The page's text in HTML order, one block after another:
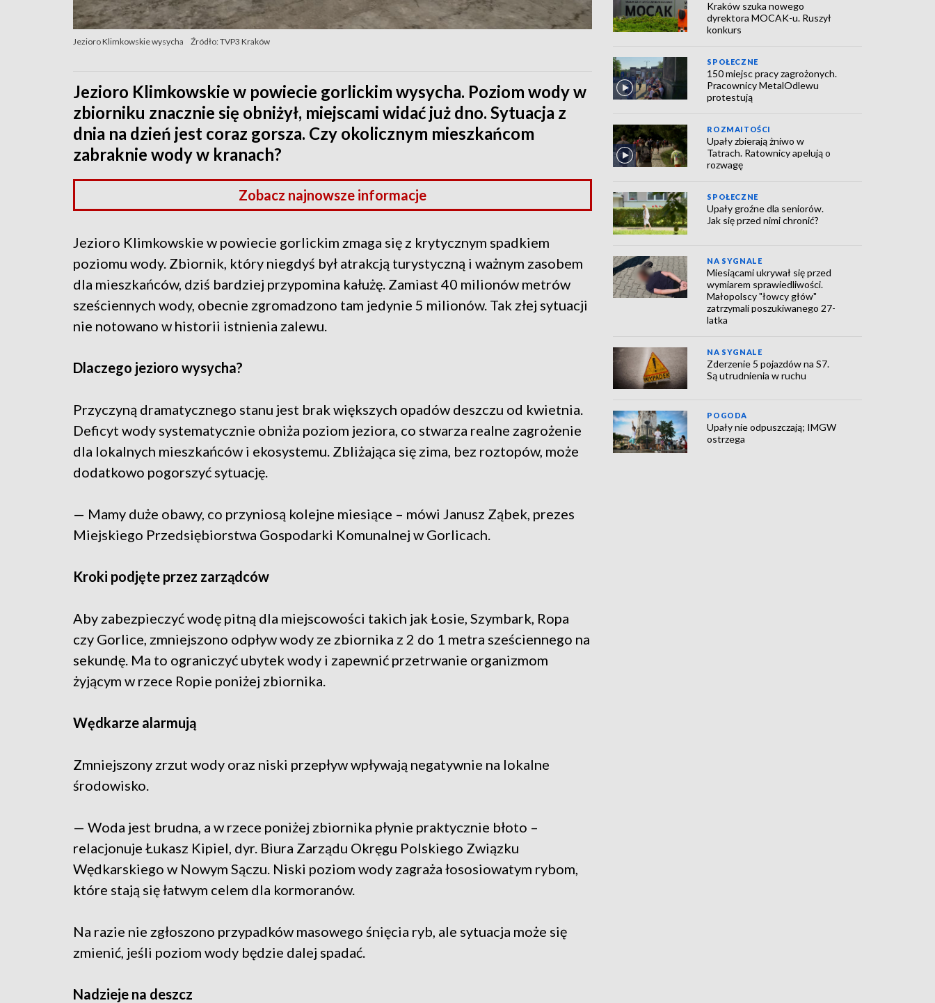
Jezioro Klimkowskie wysycha Źródło: TVP3 Kraków
Jezioro Klimkowskie w powiecie gorlickim wysycha. Poziom wody w
zbiorniku znacznie się obniżył, miejscami widać już dno. Sytuacja z
dnia na dzień jest coraz gorsza. Czy okolicznym mieszkańcom
zabraknie wody w kranach?
Zobacz najnowsze informacje
Jezioro Klimkowskie w powiecie gorlickim zmaga się z krytycznym spadkiem
poziomu wody. Zbiornik, który niegdyś był atrakcją turystyczną i ważnym zasobem
dla mieszkańców, dziś bardziej przypomina kałużę. Zamiast 40 milionów metrów
sześciennych wody, obecnie zgromadzono tam jedynie 5 milionów. Tak złej sytuacji
nie notowano w historii istnienia zalewu.
Dlaczego jezioro wysycha?
Przyczyną dramatycznego stanu jest brak większych opadów deszczu od kwietnia.
Deficyt wody systematycznie obniża poziom jeziora, co stwarza realne zagrożenie
dla lokalnych mieszkańców i ekosystemu. Zbliżająca się zima, bez roztopów, może
dodatkowo pogorszyć sytuację.
— Mamy duże obawy, co przyniosą kolejne miesiące – mówi Janusz Ząbek, prezes
Miejskiego Przedsiębiorstwa Gospodarki Komunalnej w Gorlicach.
Kroki podjęte przez zarządców
Aby zabezpieczyć wodę pitną dla miejscowości takich jak Łosie, Szymbark, Ropa
czy Gorlice, zmniejszono odpływ wody ze zbiornika z 2 do 1 metra sześciennego na
sekundę. Ma to ograniczyć ubytek wody i zapewnić przetrwanie organizmom
żyjącym w rzece Ropie poniżej zbiornika.
Wędkarze alarmują
Zmniejszony zrzut wody oraz niski przepływ wpływają negatywnie na lokalne
środowisko.
— Woda jest brudna, a w rzece poniżej zbiornika płynie praktycznie błoto –
relacjonuje Łukasz Kipiel, dyr. Biura Zarządu Okręgu Polskiego Związku
Wędkarskiego w Nowym Sączu. Niski poziom wody zagraża łososiowatym rybom,
które stają się łatwym celem dla kormoranów.
Na razie nie zgłoszono przypadków masowego śnięcia ryb, ale sytuacja może się
zmienić, jeśli poziom wody będzie dalej spadać.
Nadzieje na deszcz
Kraków szuka nowego
dyrektora MOCAK-u. Ruszył
konkurs
SPOŁECZNE
150 miejsc pracy zagrożonych.
Pracownicy MetalOdlewu
protestują
ROZMAITOŚCI
Upały zbierają żniwo w
Tatrach. Ratownicy apelują o
rozwagę
SPOŁECZNE
Upały groźne dla seniorów.
Jak się przed nimi chronić?
NA SYGNALE
Miesiącami ukrywał się przed
wymiarem sprawiedliwości.
Małopolscy "łowcy głów"
zatrzymali poszukiwanego 27-
latka
NA SYGNALE
Zderzenie 5 pojazdów na S7.
Są utrudnienia w ruchu
POGODA
Upały nie odpuszczają; IMGW
ostrzega